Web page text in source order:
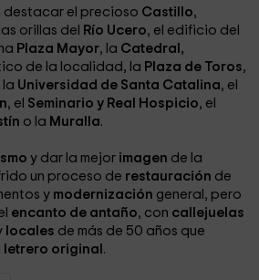
destacar el precioso Castillo,
orillas del Río Ucero, el edificio del
Plaza Mayor, la Catedral,
de la localidad, la Plaza de Toros,
la Universidad de Santa Catalina, el
, el Seminario y Real Hospicio, el
o la Muralla.
y dar la mejor imagen de la
un proceso de restauración de
y modernización general, pero
encanto de antaño, con callejuelas
locales de más de 50 años que
letrero original .